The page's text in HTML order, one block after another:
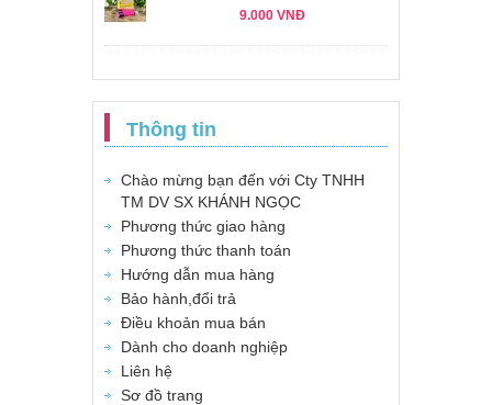
9.000 VNĐ
Thông tin
Chào mừng bạn đến với Cty TNHH
TM DV SX KHÁNH NGỌC
Phương thức giao hàng
Phương thức thanh toán
Hướng dẫn mua hàng
Bảo hành,đổi trả
Điều khoản mua bán
Dành cho doanh nghiệp
Liên hệ
Sơ đồ trang